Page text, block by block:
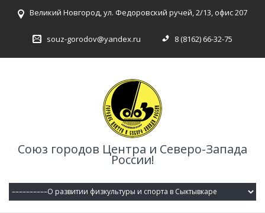
Великий Новгород, ул. Федоровский ручей, 2/13, офис 207
souz-gorodov@yandex.ru 8 (8162) 66-32-75
Союз городов Центра и Северо-Запада
России!